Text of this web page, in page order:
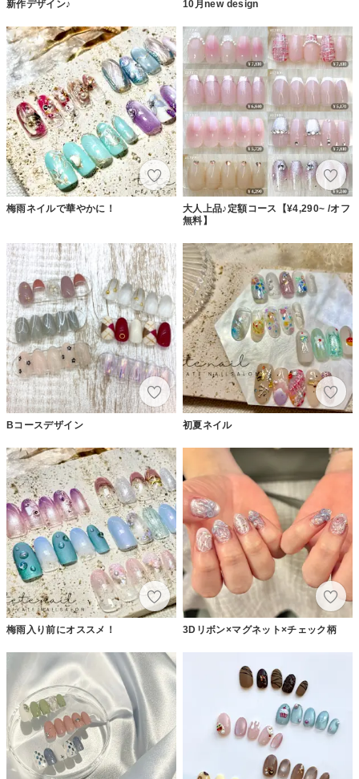
新作デザイン♪ 10月new design
梅雨ネイルで華やかに！
大人上品♪定額コース【¥4,290~ /オフ
無料】
Bコースデザイン 初夏ネイル
梅雨入り前にオススメ！ 3Dリボン×マグネット×チェック柄